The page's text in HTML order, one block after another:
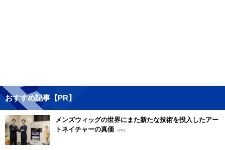
おすすめ記事【PR】
メンズウィッグの世界にまた新たな技術を投入したアー
トネイチャーの真価
[PR]